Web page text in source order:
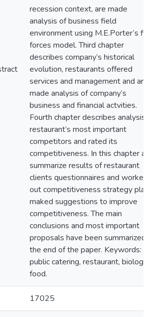
recession context, are made
analysis of business field
environment using M.E.Porter’s
forces model. Third chapter
describes company’s historical
evolution, restaurants offered
services and management and are
made analysis of company’s
business and financial actvities.
Fourth chapter describes analysis
restaurant’s most important
competitors and rated its
competitiveness. In this chapter
summarize results of restaurant
clients questionnaires and worked
out competitiveness strategy plan,
maked suggestions to improve
competitiveness. The main
conclusions and most important
proposals have been summarized
the end of the paper. Keywords:
public catering, restaurant,
food.
17025